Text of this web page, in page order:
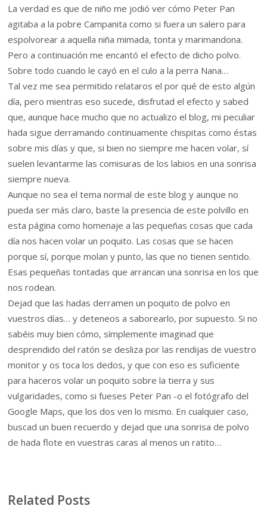
La verdad es que de niño me jodió ver cómo Peter Pan
agitaba a la pobre Campanita como si fuera un salero para
espolvorear a aquella niña mimada, tonta y marimandona.
Pero a continuación me encantó el efecto de dicho polvo.
Sobre todo cuando le cayó en el culo a la perra Nana…
Tal vez me sea permitido relataros el por qué de esto algún
día, pero mientras eso sucede, disfrutad el efecto y sabed
que, aunque hace mucho que no actualizo el blog, mi peculiar
hada sigue derramando continuamente chispitas como éstas
sobre mis días y que, si bien no siempre me hacen volar, sí
suelen levantarme las comisuras de los labios en una sonrisa
siempre nueva.
Aunque no sea el tema normal de este blog y aunque no
pueda ser más claro, baste la presencia de este polvillo en
esta página como homenaje a las pequeñas cosas que cada
día nos hacen volar un poquito. Las cosas que se hacen
porque sí, porque molan y punto, las que no tienen sentido.
Esas pequeñas tontadas que arrancan una sonrisa en los que
nos rodean.
Dejad que las hadas derramen un poquito de polvo en
vuestros días… y deteneos a saborearlo, por supuesto. Si no
sabéis muy bien cómo, símplemente imaginad que
desprendido del ratón se desliza por las rendijas de vuestro
monitor y os toca los dedos, y que con eso es suficiente
para haceros volar un poquito sobre la tierra y sus
vulgaridades, como si fueses Peter Pan -o el fotógrafo del
Google Maps, que los dos ven lo mismo. En cualquier caso,
buscad un buen recuerdo y dejad que una sonrisa de polvo
de hada flote en vuestras caras al menos un ratito…
Related Posts